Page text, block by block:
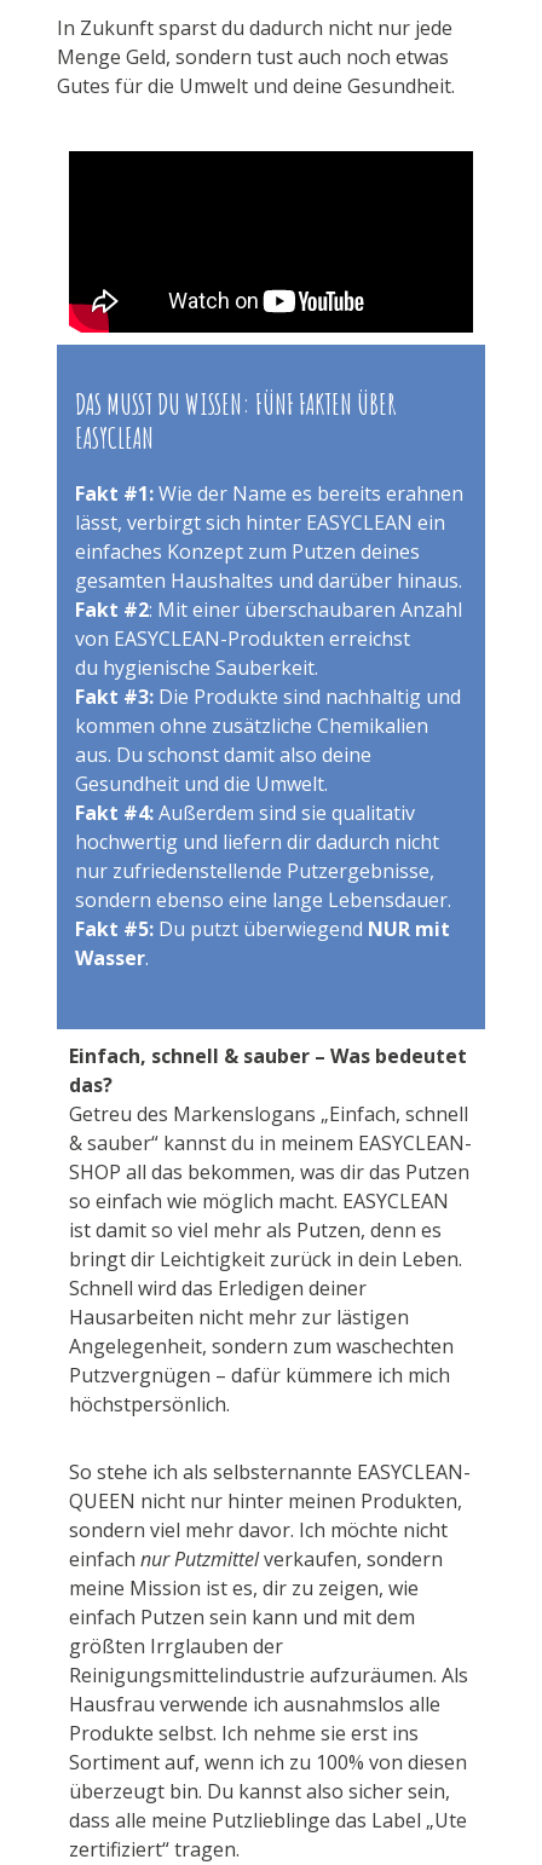
In Zukunft sparst du dadurch nicht nur jede
Menge Geld, sondern tust auch noch etwas
Gutes für die Umwelt und deine Gesundheit.
DAS MUSST DU WISSEN: FÜNF FAKTEN ÜBER
EASYCLEAN
Fakt #1:Wie der Name es bereits erahnen
lässt, verbirgt sich hinter EASYCLEAN ein
einfaches Konzept zum Putzen deines
gesamten Haushaltes und darüber hinaus.
Fakt #2: Mit einer überschaubaren Anzahl
von EASYCLEAN-Produkten erreichst
du hygienische Sauberkeit.
Fakt #3: Die Produkte sind nachhaltig und
kommen ohne zusätzliche Chemikalien
aus. Du schonst damit also deine
Gesundheit und die Umwelt.
Fakt #4:Außerdem sind sie qualitativ
hochwertig und liefern dir dadurch nicht
nur zufriedenstellende Putzergebnisse,
sondern ebenso eine lange Lebensdauer.
Fakt #5: Du putzt überwiegend NUR mit
Wasser.
Einfach, schnell & sauber – Was bedeutet
das?
Getreu des Markenslogans „Einfach, schnell
& sauber“ kannst du in meinem EASYCLEAN-
SHOP all das bekommen, was dir das Putzen
so einfach wie möglich macht. EASYCLEAN
ist damit so viel mehr als Putzen, denn es
bringt dir Leichtigkeit zurück in dein Leben.
Schnell wird das Erledigen deiner
Hausarbeiten nicht mehr zur lästigen
Angelegenheit, sondern zum waschechten
Putzvergnügen – dafür kümmere ich mich
höchstpersönlich.
So stehe ich als selbsternannte EASYCLEAN-
QUEEN nicht nur hinter meinen Produkten,
sondern viel mehr davor. Ich möchte nicht
einfachnur Putzmittelverkaufen, sondern
meine Mission ist es, dir zu zeigen, wie
einfach Putzen sein kann und mit dem
größten Irrglauben der
Reinigungsmittelindustrie aufzuräumen. Als
Hausfrau verwende ich ausnahmslos alle
Produkte selbst. Ich nehme sie erst ins
Sortiment auf, wenn ich zu 100% von diesen
überzeugt bin. Du kannst also sicher sein,
dass alle meine Putzlieblinge das Label „Ute
zertifiziert“ tragen.